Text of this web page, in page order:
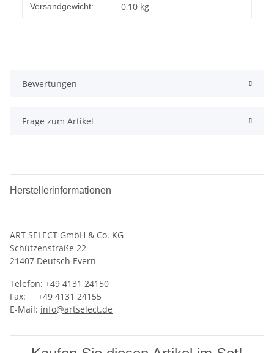
Versandgewicht: 0,10 kg
Bewertungen
Frage zum Artikel
Herstellerinformationen
ART SELECT GmbH & Co. KG
‍Schützenstraße 22
21407 Deutsch Evern
Telefon: +49 4131 24150
Fax: +49 4131 24155
E-Mail: info@artselect.de